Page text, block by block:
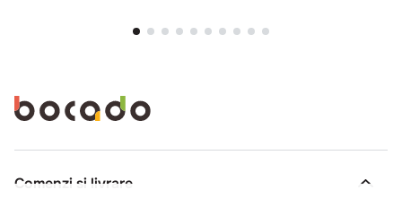
Comenzi si livrare